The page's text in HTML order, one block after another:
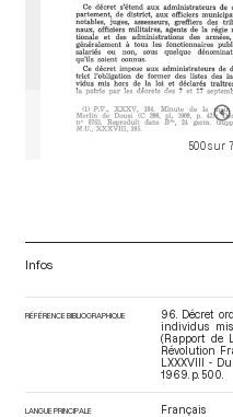
500 sur
Infos
RÉFÉRENCE BIBLIOGRAPHIQUE
96. Décret
individus
(Rapport de
Révolution
LXXXVIII -
1969. p. 500.
LANGUE PRINCIPALE Français